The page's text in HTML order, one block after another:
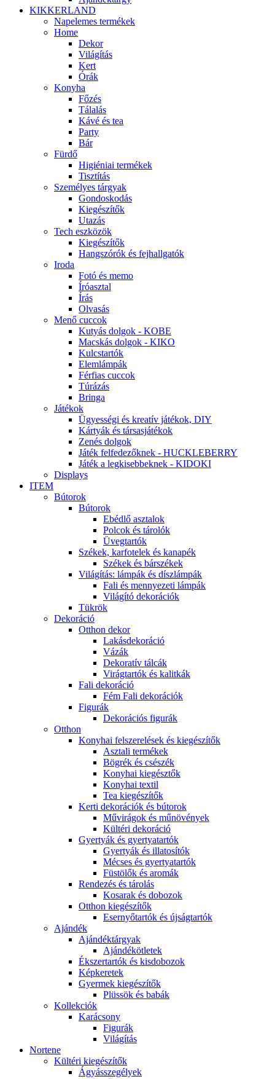
KIKKERLAND
Napelemes termékek
Home
Dekor
Világítás
Kert
Órák
Konyha
Főzés
Tálalás
Kávé és tea
Party
Bár
Fürdő
Higiéniai termékek
Tisztítás
Személyes tárgyak
Gondoskodás
Kiegészítők
Utazás
Tech eszközök
Kiegészítők
Hangszórók és fejhallgatók
Iroda
Fotó és memo
Íróasztal
Írás
Olvasás
Menő cuccok
Kutyás dolgok - KOBE
Macskás dolgok - KIKO
Kulcstartók
Elemlámpák
Férfias cuccok
Túrázás
Bringa
Játékok
Ügyességi és kreatív játékok, DIY
Kártyák és társasjátékok
Zenés dolgok
Játék felfedezőknek - HUCKLEBERRY
Játék a legkisebbeknek - KIDOKI
Displays
ITEM
Bútorok
Bútorok
Ebédlő asztalok
Polcok és tárolók
Üvegtartók
Székek, karfotelek és kanapék
Székek és bárszékek
Világítás: lámpák és díszlámpák
Fali és mennyezeti lámpák
Világító dekorációk
Tükrök
Dekoráció
Otthon dekor
Lakásdekoráció
Vázák
Dekoratív tálcák
Virágtartók és kalitkák
Fali dekoráció
Fém Fali dekorációk
Figurák
Dekorációs figurák
Otthon
Konyhai felszerelések és kiegészítők
Asztali termékek
Bögrék és csészék
Konyhai kiegésztők
Konyhai textil
Tea kiegészítők
Kerti dekorációk és bútorok
Művirágok és műnövények
Kültéri dekoráció
Gyertyák és gyertyatartók
Gyertyák és illatosítók
Mécses és gyertyatartók
Füstölők és aromák
Rendezés és tárolás
Kosarak és dobozok
Otthon kiegészítők
Esernyőtartók és újságtartók
Ajándék
Ajándéktárgyak
Ajándékötletek
Ékszertartók és kisdobozok
Képkeretek
Gyermek kiegészítők
Plüssök és babák
Kollekciók
Karácsony
Figurák
Világítás
Nortene
Kültéri kiegészítők
Ágyásszegélyek